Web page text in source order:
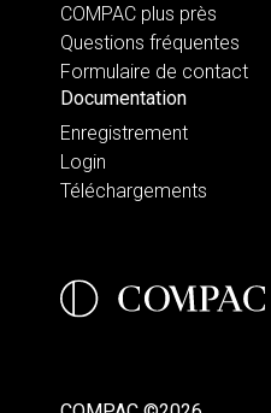
COMPAC plus près
Questions fréquentes
Formulaire de contact
Documentation
Enregistrement
Login
Téléchargements